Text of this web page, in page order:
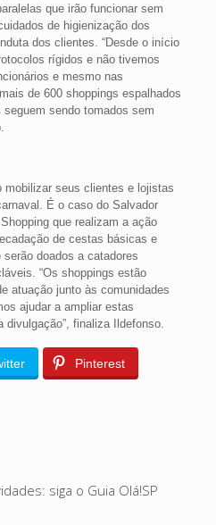
que irão funcionar sem
de higienização dos
dos clientes. “Desde o início
rígidos e não tivemos
e mesmo nas
de 600 shoppings espalhados
sendo tomados sem
mobilizar seus clientes e lojistas
É o caso do Salvador
que realizam a ação
de cestas básicas e
doados a catadores
“Os shoppings estão
atuação junto às comunidades
ajudar a ampliar estas
finaliza Ildefonso.
Pinterest
siga o Guia Olá!SP